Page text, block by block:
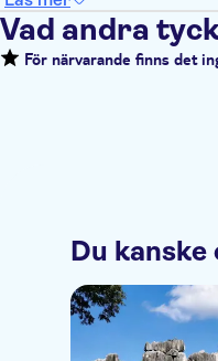
Vad andra
För närvarande finns det
Du